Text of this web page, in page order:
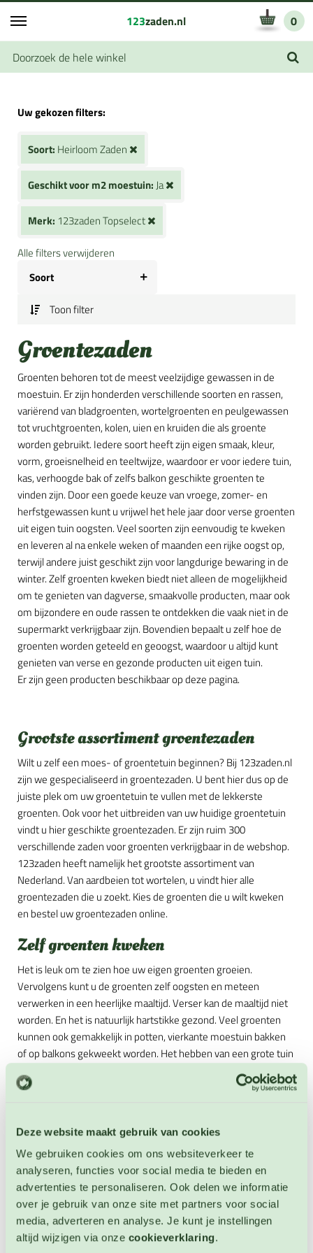
Deze website maakt gebruik van cookies
We gebruiken cookies om ons websiteverkeer te
analyseren, functies voor social media te bieden en
advertenties te personaliseren. Ook delen we informatie
over je gebruik van onze site met partners voor social
media, adverteren en analyse. Je kunt je instellingen
altijd wijzigen via onze cookieverklaring.
123zaden.nl 0
Uw gekozen filters:
Soort: Heirloom Zaden
Geschikt voor m2 moestuin:Ja
Merk: 123zaden Topselect
Alle filters verwijderen
Soort
Toon filter
Groentezaden
Groenten behoren tot de meest veelzijdige gewassen in de
moestuin. Er zijn honderden verschillende soorten en rassen,
variërend van bladgroenten, wortelgroenten en peulgewassen
tot vruchtgroenten, kolen, uien en kruiden die als groente
worden gebruikt. Iedere soort heeft zijn eigen smaak, kleur,
vorm, groeisnelheid en teeltwijze, waardoor er voor iedere tuin,
kas, verhoogde bak of zelfs balkon geschikte groenten te
vinden zijn. Door een goede keuze van vroege, zomer- en
herfstgewassen kunt u vrijwel het hele jaar door verse groenten
uit eigen tuin oogsten. Veel soorten zijn eenvoudig te kweken
en leveren al na enkele weken of maanden een rijke oogst op,
terwijl andere juist geschikt zijn voor langdurige bewaring in de
winter. Zelf groenten kweken biedt niet alleen de mogelijkheid
om te genieten van dagverse, smaakvolle producten, maar ook
om bijzondere en oude rassen te ontdekken die vaak niet in de
supermarkt verkrijgbaar zijn. Bovendien bepaalt u zelf hoe de
groenten worden geteeld en geoogst, waardoor u altijd kunt
genieten van verse en gezonde producten uit eigen tuin.
Er zijn geen producten beschikbaar op deze pagina.
Grootste assortiment groentezaden
Wilt u zelf een moes- of groentetuin beginnen? Bij 123zaden.nl
zijn we gespecialiseerd in groentezaden. U bent hier dus op de
juiste plek om uw groentetuin te vullen met de lekkerste
groenten. Ook voor het uitbreiden van uw huidige groentetuin
vindt u hier geschikte groentezaden. Er zijn ruim 300
verschillende zaden voor groenten verkrijgbaar in de webshop.
123zaden heeft namelijk het grootste assortiment van
Nederland. Van aardbeien tot wortelen, u vindt hier alle
groentezaden die u zoekt. Kies de groenten die u wilt kweken
en bestel uw groentezaden online.
Zelf groenten kweken
Het is leuk om te zien hoe uw eigen groenten groeien.
Vervolgens kunt u de groenten zelf oogsten en meteen
verwerken in een heerlijke maaltijd. Verser kan de maaltijd niet
worden. En het is natuurlijk hartstikke gezond. Veel groenten
kunnen ook gemakkelijk in potten, vierkante moestuin bakken
of op balkons gekweekt worden. Het hebben van een grote tuin
zaaihandleidingen kan het niet mis gaan. Groene vingers of niet,
Beginnen met groente verbouwen
Wanneer u voor het eerst begint met uw eigen groente
verbouwen is het belangrijk om de groentezaden op een plek
met minstens 6 uur zon per dag te zaaien. Daarnaast moet de
bodem niet te nat zijn. Februari of maart zijn de ideale maanden
om te beginnen met groente verbouwen. De bodem is dan al
een beetje opgewarmd.